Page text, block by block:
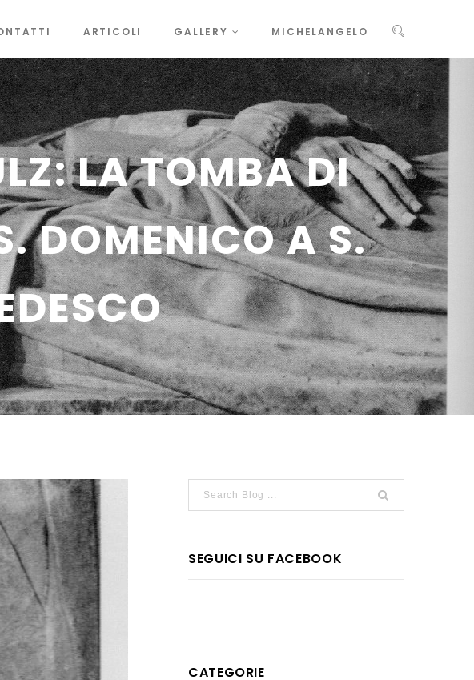
ARTICOLI GALLERY MICHELANGELO
LA TOMBA DI
DOMENICO A S.
SEGUICI SU FACEBOOK
CATEGORIE